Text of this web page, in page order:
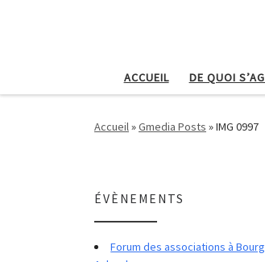
ACCUEIL DE QUOI
Accueil»Gmedia Posts »IMG 0997
ÉVÈNEMENTS
Forum des associations à